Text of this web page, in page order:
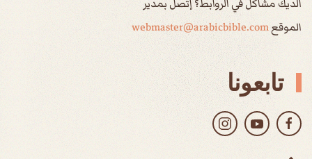
الموقعwebmaster@arabicbible.com
تابعونا